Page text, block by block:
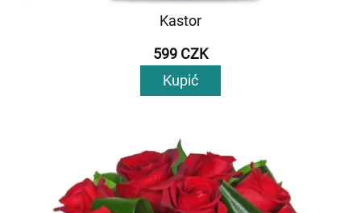
Kastor
599 CZK
Kupić